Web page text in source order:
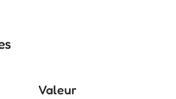
Valeur